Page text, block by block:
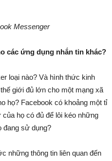
Messenger
các ứng dụng nhắn tin khác?
loại nào? Và hình thức kinh
giới đủ lớn cho một mạng xã
họ? Facebook có khoảng một tỉ
họ có đủ để lôi kéo những
đang sử dụng?
những thông tin liên quan đến